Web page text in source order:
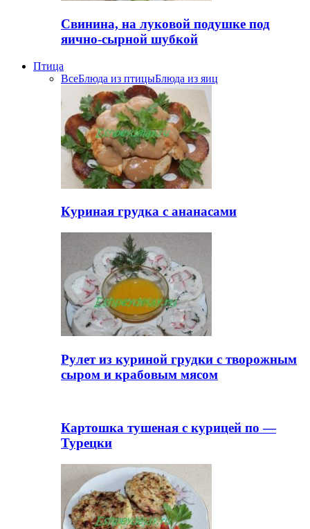
Свинина, на луковой подушке под
яично-сырной шубкой
Птица
ВсеБлюда из птицыБлюда из яиц
Куриная грудка с ананасами
Рулет из куриной грудки с творожным
сыром и крабовым мясом
Картошка тушеная с курицей по —
Турецки